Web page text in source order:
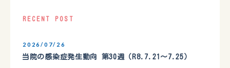
RECENT POST
2026/07/26
当院の感染症発生動向 第30週（R8.7.21〜7.25）